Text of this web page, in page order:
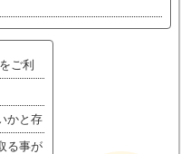
ご利
かと存
る事が